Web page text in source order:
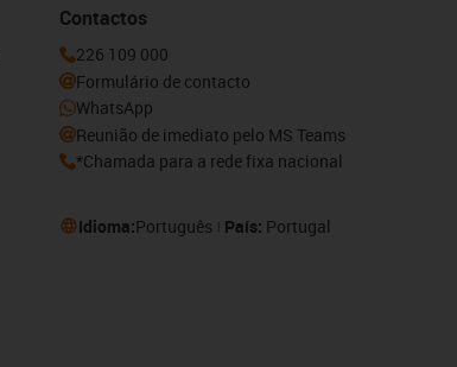
Contactos
226 109 000
Formulário de contacto
WhatsApp
Reunião de imediato pelo MS Teams
*Chamada para a rede fixa nacional
Idioma:Português País: Portugal